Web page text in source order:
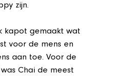
zijn.
kapot gemaakt wat
voor de mens en
aan toe. Voor de
Chai de meest